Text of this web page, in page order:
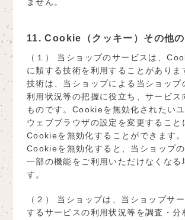
ません。
11. Cookie（クッキー）その他の
（１） 当ショップのサービスは、
に類する技術を利用することがありま
技術は、当ショップによる当ショップ
利用状況等の把握に役立ち、サービス
ものです。Cookieを無効化されたいユ
ウェブブラウザの設定を変更すること
Cookieを無効化することができます。
Cookieを無効化すると、当ショップ
一部の機能をご利用いただけなくなる
す。
（２） 当ショップは、当ショップサ
するサービスの利用状況等を調査・分